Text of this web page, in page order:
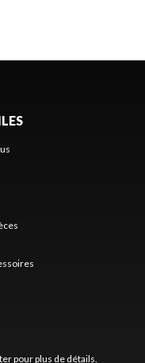
pour plus de détails.